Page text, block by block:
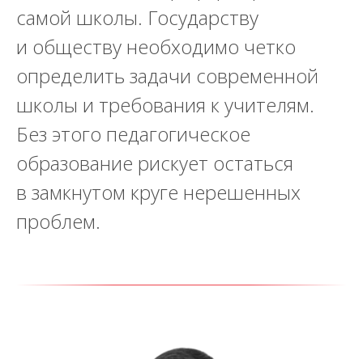
самой школы. Государству
и обществу необходимо четко
определить задачи современной
школы и требования к учителям.
Без этого педагогическое
образование рискует остаться
в замкнутом круге нерешенных
проблем.